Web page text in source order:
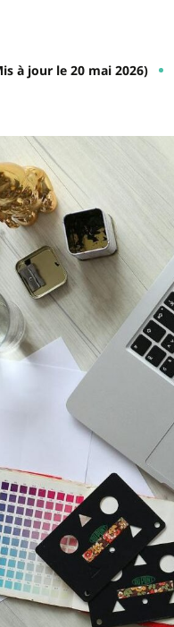
à jour le 20 mai 2026)